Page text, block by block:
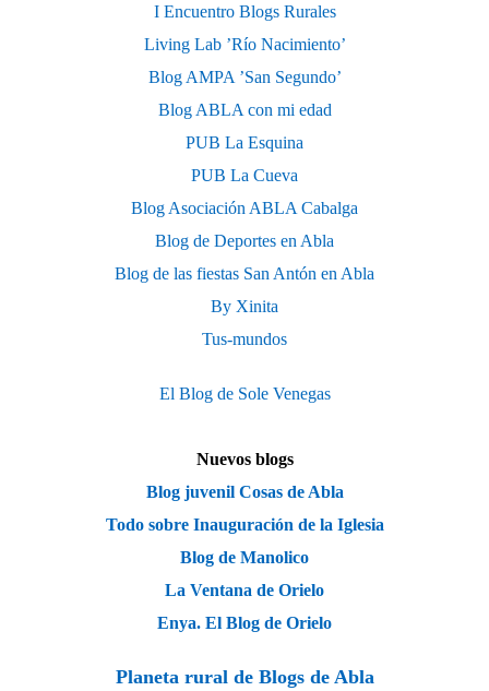
I Encuentro Blogs Rurales
Living Lab ’Río Nacimiento’
Blog AMPA ’San Segundo’
Blog ABLA con mi edad
PUB La Esquina
PUB La Cueva
Blog Asociación ABLA Cabalga
Blog de Deportes en Abla
Blog de las fiestas San Antón en Abla
By Xinita
Tus-mundos
El Blog de Sole Venegas
Nuevos blogs
Blog juvenil Cosas de Abla
Todo sobre Inauguración de la Iglesia
Blog de Manolico
La Ventana de Orielo
Enya. El Blog de Orielo
Planeta rural de Blogs de Abla